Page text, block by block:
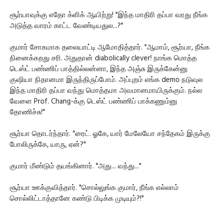
சூர்யாவுக்கு எதோ க்ளிக் ஆயிற்று! "இந்த மாதிரி தப்பா வரது நீங்க
அடுத்த வாரம் காட்ட வேண்டியதுல...?"
குமார் சோகமாக தலையாட்டி ஆமோதித்தார். "ஆமாம், சூர்யா, நீங்க
நினைக்கறது சரி. அதுதான் diabolically clever! நாங்க மொத்த
டெஸ்ட் பண்ணிப் பாத்தில்லன்னா, இந்த அஞ்சு இருக்கேன்னு
குஷியா நிதானமா இருந்திருப்போம். அப்புறம் எங்க demo நடுவுல
இந்த மாதிரி தப்பா வந்து மொத்தமா அவமானமாயிருக்கும். நல்ல
வேளை Prof. Chang-க்கு டெஸ்ட் பண்ணிப் பாக்கணும்னு
தோணிச்சு!"
சூர்யா தொடர்ந்தார். "ரைட். ஓகே, யார் மேலேயோ சந்தேகம் இருக்கு
போலிருக்கே, யாரு, ஏன்?"
குமார் மீண்டும் தயங்கினார். "அது... வந்து..."
சூர்யா ஊக்குவித்தார். "சொல்லுங்க குமார், நீங்க எல்லாம்
சொல்லிட்டாத்தானே கண்டு பிடிக்க முடியும்?!"